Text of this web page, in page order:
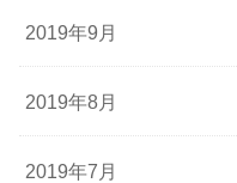
2019年9月
2019年8月
2019年7月